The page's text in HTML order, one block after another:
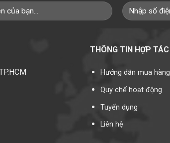
THÔNG TIN HỢP TÁC
Hướng dẫn mua hàng
Quy chế hoạt động
Tuyển dụng
Liên hệ